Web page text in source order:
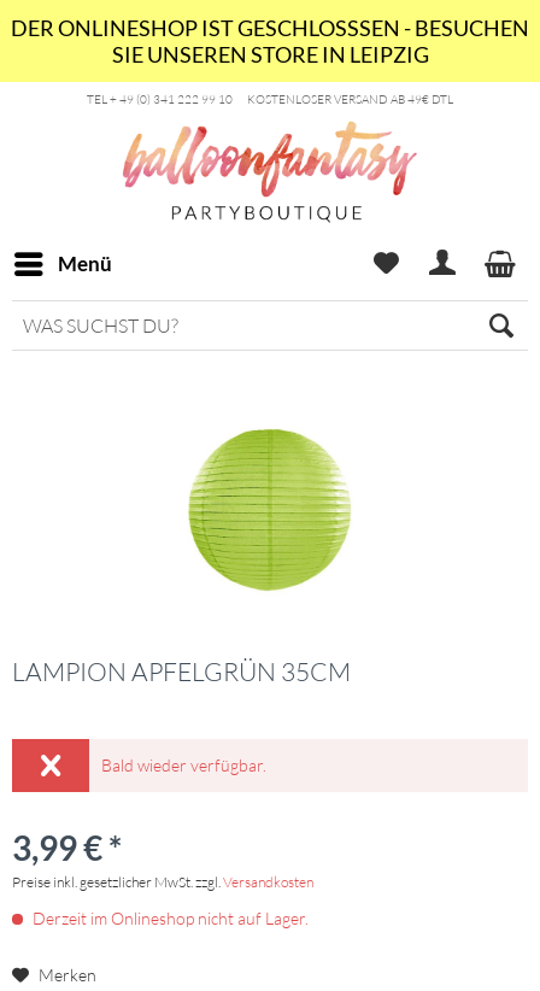
DER ONLINESHOP IST GESCHLOSSSEN - BESUCHEN
SIE UNSEREN STORE IN LEIPZIG
TEL + 49 (0) 341 222 99 10 KOSTENLOSER VERSAND AB 49€ DTL
Menü
LAMPION APFELGRÜN 35CM
Bald wieder verfügbar.
3,99 € *
Preise inkl. gesetzlicher MwSt. zzgl.Versandkosten
Derzeit im Onlineshop nicht auf Lager.
Merken